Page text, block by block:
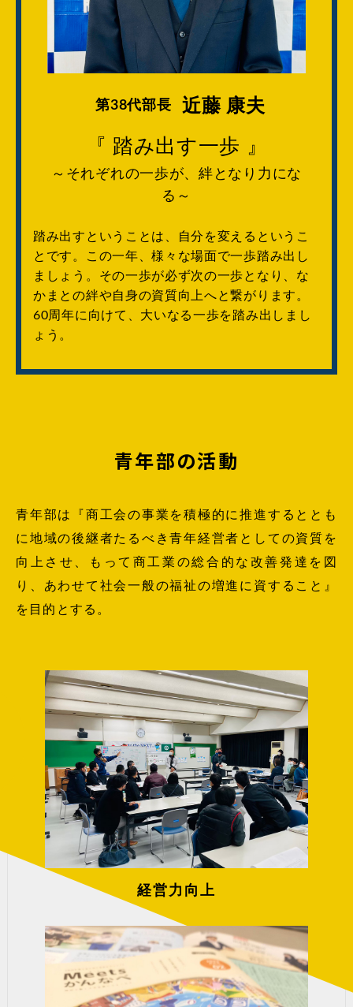
第38代部長 近藤 康夫
『 踏み出す一歩 』
～それぞれの一歩が、絆となり力にな
る～
踏み出すということは、自分を変えるというこ
とです。この一年、様々な場面で一歩踏み出し
ましょう。その一歩が必ず次の一歩となり、な
かまとの絆や自身の資質向上へと繋がります。
60周年に向けて、大いなる一歩を踏み出しまし
ょう。
青年部の活動
青年部は『商工会の事業を積極的に推進するととも
に地域の後継者たるべき青年経営者としての資質を
向上させ、もって商工業の総合的な改善発達を図
り、あわせて社会一般の福祉の増進に資すること』
を目的とする。
経営力向上